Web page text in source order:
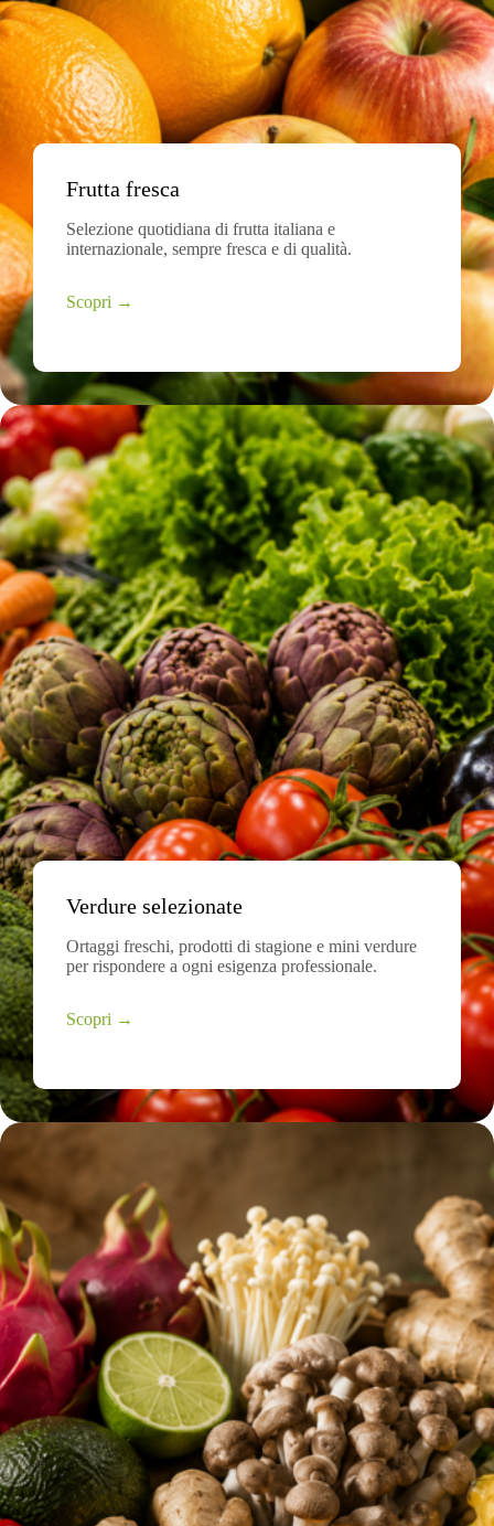
Frutta fresca
Selezione quotidiana di frutta italiana e
internazionale, sempre fresca e di qualità.
Scopri →
Verdure selezionate
Ortaggi freschi, prodotti di stagione e mini verdure
per rispondere a ogni esigenza professionale.
Scopri →